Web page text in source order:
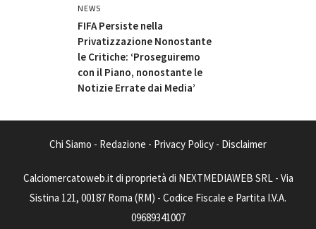
NEWS
FIFA Persiste nella
Privatizzazione Nonostante
le Critiche: ‘Proseguiremo
con il Piano, nonostante le
Notizie Errate dai Media’
Chi Siamo - Redazione - Privacy Policy - Disclaimer
Calciomercatoweb.it di proprietà di NEXTMEDIAWEB SRL - Via
Sistina 121, 00187 Roma (RM) - Codice Fiscale e Partita I.V.A.
09689341007